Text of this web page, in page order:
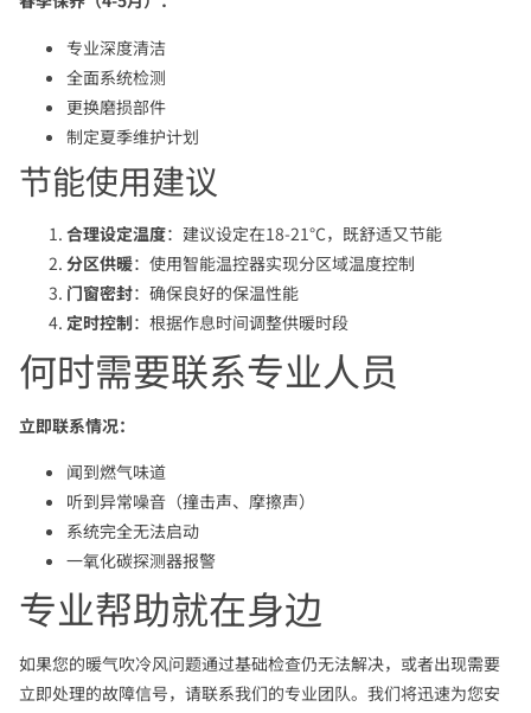
专业深度清洁
全面系统检测
更换磨损部件
制定夏季维护计划
节能使用建议
合理设定温度：建议设定在18-21°C，既舒适又节能
分区供暖：使用智能温控器实现分区域温度控制
门窗密封：确保良好的保温性能
定时控制：根据作息时间调整供暖时段
何时需要联系专业人员
立即联系情况：
闻到燃气味道
听到异常噪音（撞击声、摩擦声）
系统完全无法启动
一氧化碳探测器报警
专业帮助就在身边
如果您的暖气吹冷风问题通过基础检查仍无法解决，或者出现需要
立即处理的故障信号，请联系我们的专业团队。我们将迅速为您安